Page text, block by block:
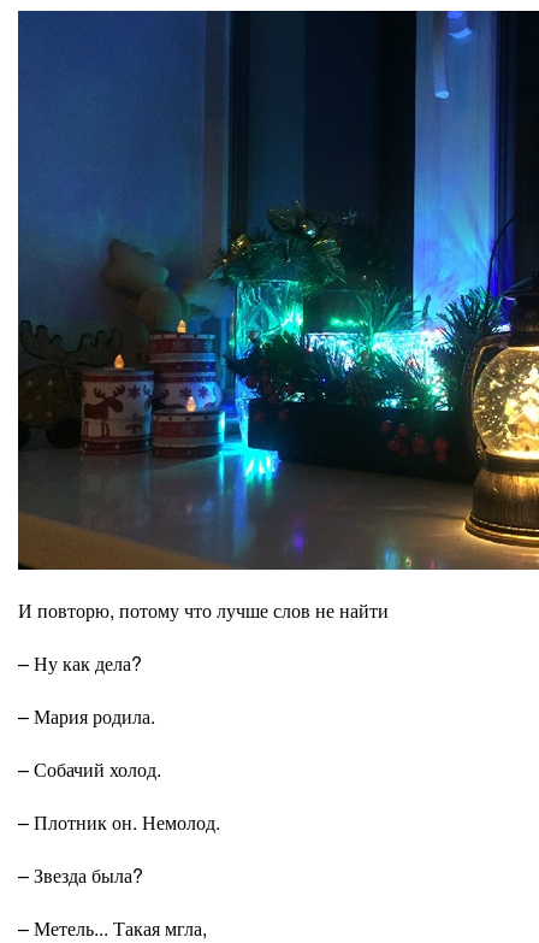
И повторю, потому что лучше слов не найти
– Ну как дела?
– Мария родила.
– Собачий холод.
– Плотник он. Немолод.
– Звезда была?
– Метель... Такая мгла,